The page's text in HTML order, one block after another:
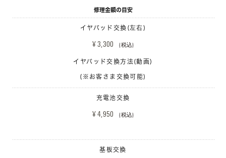
修理金額の目安
イヤパッド交換(左右)
¥ 3,300 (税込)
イヤパッド交換方法(動画)
(※お客さま交換可能)
充電池交換
¥ 4,950 (税込)
基板交換